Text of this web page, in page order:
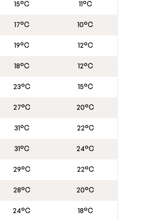
15°C 11°C
17°C 10°C
19°C 12°C
18°C 12°C
23°C 15°C
27°C 20°C
31°C 22°C
31°C 24°C
29°C 22°C
28°C 20°C
24°C 18°C